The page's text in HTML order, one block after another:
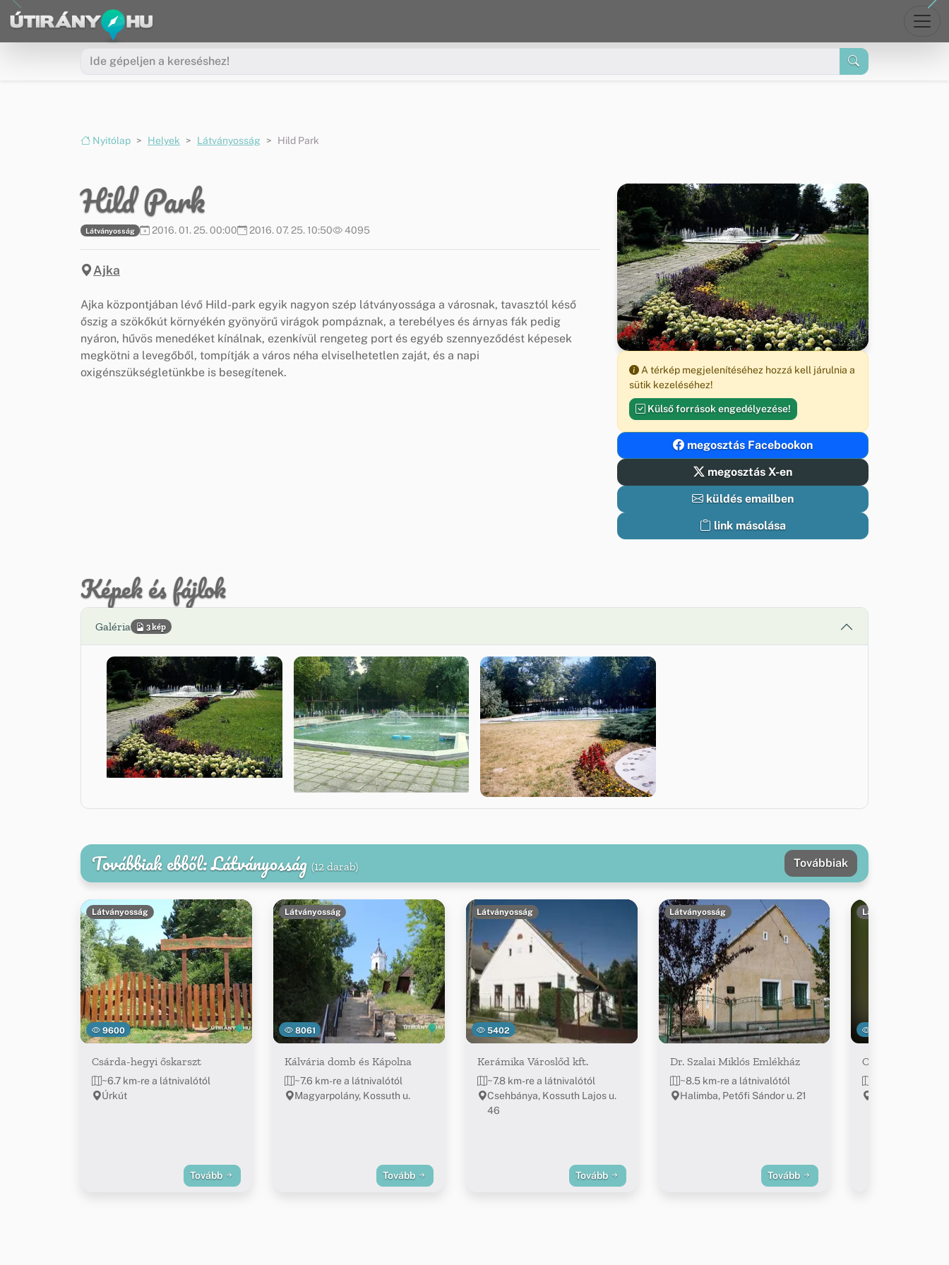
Ugrás a menüre
Ugrás a tartalomra
Nyitólap Helyek Látványosság Hild Park
Hild Park
Látványosság 2016. 01. 25. 00:00 2016. 07. 25. 10:50 4095
Ajka
Ajka központjában lévő Hild-park egyik nagyon szép látványossága a városnak, tavasztól késő
őszig a szökőkút környékén gyönyörű virágok pompáznak, a terebélyes és árnyas fák pedig
nyáron, hűvös menedéket kínálnak, ezenkívül rengeteg port és egyéb szennyeződést képesek
megkötni a levegőből, tompítják a város néha elviselhetetlen zaját, és a napi
oxigénszükségletünkbe is besegítenek.
A térkép megjelenítéséhez hozzá kell járulnia a
sütik kezeléséhez!
Külső források engedélyezése!
megosztás Facebookon
megosztás X-en
küldés emailben
link másolása
Képek és fájlok
Galéria 3 kép
Továbbiak ebből: Látványosság (12 darab) Továbbiak
9600
Látványosság
Csárda-hegyi őskarszt
~6.7 km-re a látnivalótól
Úrkút
Tovább
8061
Látványosság
Kálvária domb és Kápolna
~7.6 km-re a látnivalótól
Magyarpolány, Kossuth u.
Tovább
5402
Látványosság
Kerámika Városlőd kft.
~7.8 km-re a látnivalótól
Csehbánya, Kossuth Lajos u.
46
Tovább
Látványosság
Dr. Szalai Miklós Emlékház
~8.5 km-re a látnivalótól
Halimba, Petőfi Sándor u. 21
Tovább
Látványosság
Csúrgó-kút